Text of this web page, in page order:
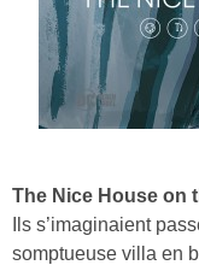
The Nice House on
Ils s’imaginaient
somptueuse villa en